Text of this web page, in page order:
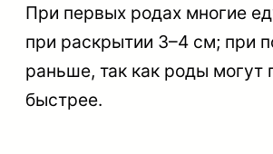
При первых родах многие
при раскрытии 3–4 см; при
раньше, так как роды могут
быстрее.